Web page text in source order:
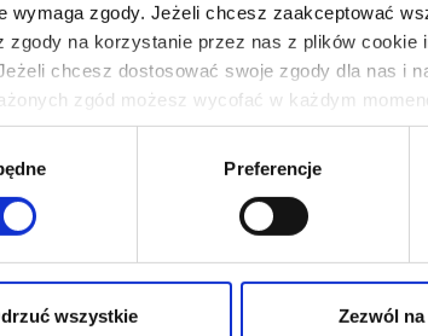
wymaga zgody. Jeżeli chcesz zaakceptować
zgody na korzystanie przez nas z plików cookie
chcesz dostosować swoje zgody dla nas i
zgód możesz wycofać w każdym
powyżej celach związane jest z
osobowych jest Eurocash Franczyza Sp. z o.
przypadkach administratorami danych mogą być
partnerów z plików cookie oraz o
Preferencje
wszystkie Zezwól
czosnek,
suchej
farsz
stron.